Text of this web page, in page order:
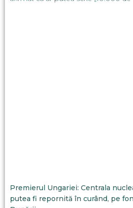
Premierul Ungariei: Centrala
putea fi repornită în curând, pe